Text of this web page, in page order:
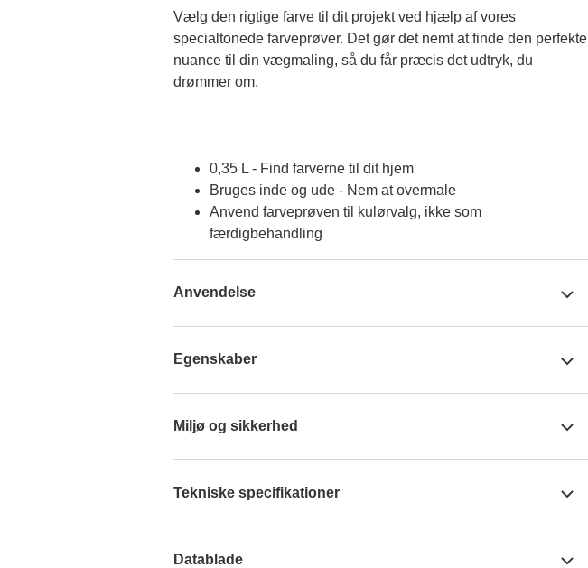
Vælg den rigtige farve til dit projekt ved hjælp af vores
specialtonede farveprøver. Det gør det nemt at finde den perfekte
nuance til din vægmaling, så du får præcis det udtryk, du
drømmer om.
0,35 L - Find farverne til dit hjem
Bruges inde og ude - Nem at overmale
Anvend farveprøven til kulørvalg, ikke som
færdigbehandling
Anvendelse
Egenskaber
Miljø og sikkerhed
Tekniske specifikationer
Datablade